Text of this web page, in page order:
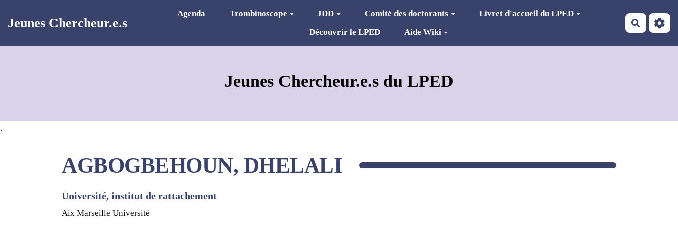
Jeunes Chercheur.e.s
Agenda Trombinoscope JDD Comité des doctorants
Livret d'accueil du LPED
Découvrir le LPED
Aide Wiki
Jeunes Chercheur.e.s du LPED
.
AGBOGBEHOUN, DHELALI
Université, institut de rattachement
Aix Marseille Université